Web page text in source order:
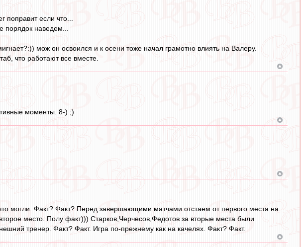
поправит если что...
порядок наведем...
мож он освоился и к осени тоже начал грамотно влиять на Валеру.
что работают все вместе.
моменты. 8-) ;)
могли. Факт? Факт? Перед завершающими матчами отстаем от первого места на
место. Полу факт))) Старков,Черчесов,Федотов за вторые места были
тренер. Факт? Факт. Игра по-прежнему как на качелях. Факт? Факт.